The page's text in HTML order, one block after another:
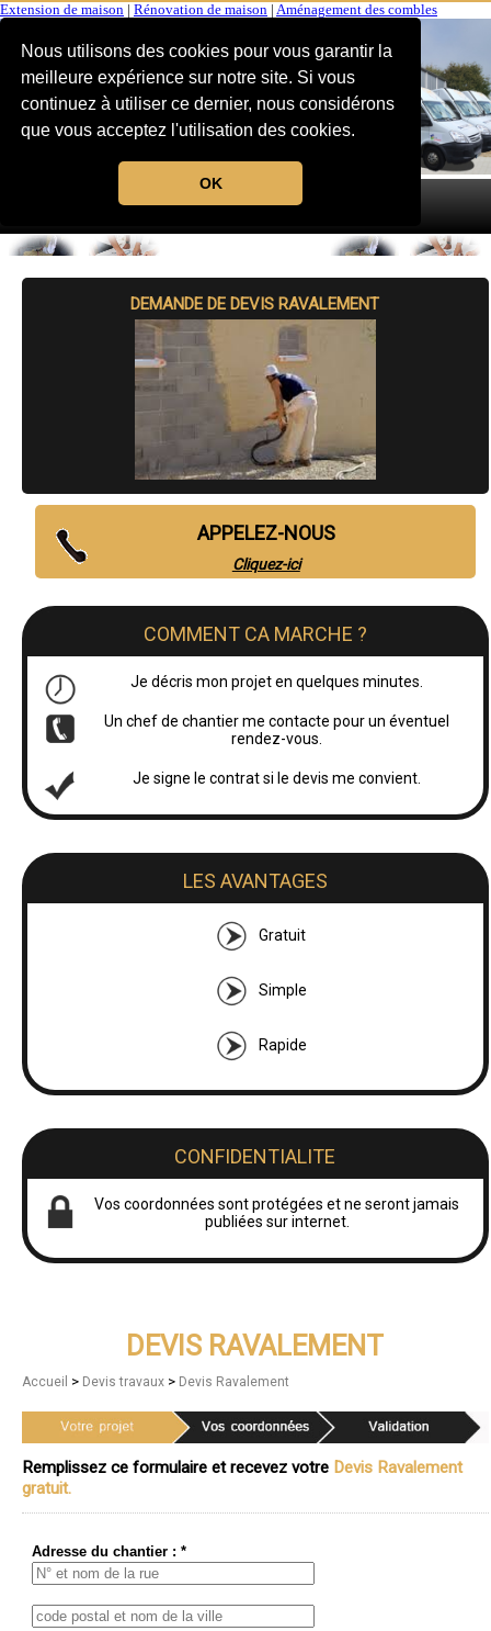
Nous utilisons des cookies pour vous garantir la
meilleure expérience sur notre site. Si vous
continuez à utiliser ce dernier, nous considérons
que vous acceptez l'utilisation des cookies.
OK
Extension de maison Rénovation de maison Aménagement des combles
MENU
DEMANDE DE DEVIS RAVALEMENT
APPELEZ-NOUS
Cliquez-ici
COMMENT CA MARCHE ?
Je décris mon projet en quelques minutes.
Un chef de chantier me contacte pour un éventuel
rendez-vous.
Je signe le contrat si le devis me convient.
LES AVANTAGES
Gratuit
Simple
Rapide
CONFIDENTIALITE
Vos coordonnées sont protégées et ne seront jamais
publiées sur internet.
DEVIS RAVALEMENT
Accueil > Devis travaux > Devis Ravalement
Remplissez ce formulaire et recevez votre Devis Ravalement
gratuit.
Adresse du chantier : *